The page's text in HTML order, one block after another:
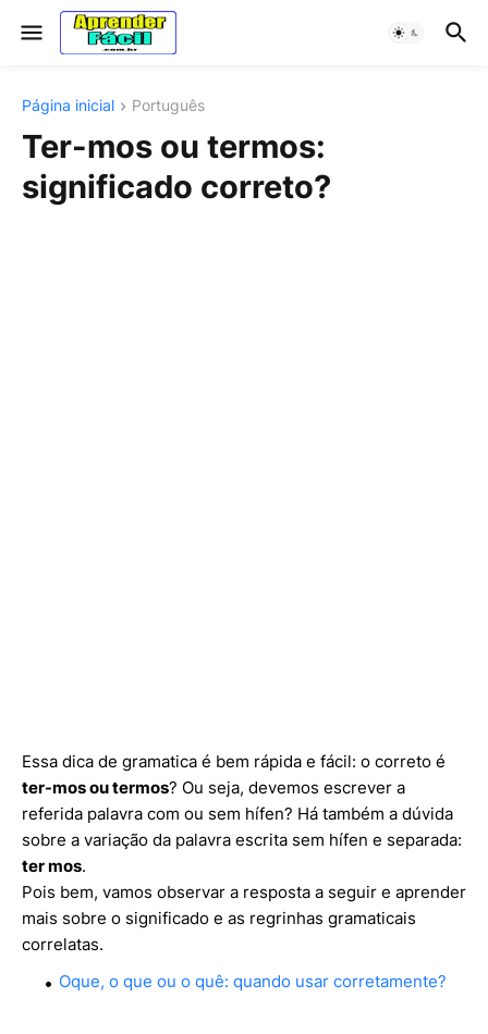
Página inicial Português
Ter-mos ou termos:
significado correto?
Essa dica de gramatica é bem rápida e fácil: o correto é
ter-mos ou termos? Ou seja, devemos escrever a
referida palavra com ou sem hífen? Há também a dúvida
sobre a variação da palavra escrita sem hífen e separada:
ter mos.
Pois bem, vamos observar a resposta a seguir e aprender
mais sobre o significado e as regrinhas gramaticais
correlatas.
Oque, o que ou o quê: quando usar corretamente?